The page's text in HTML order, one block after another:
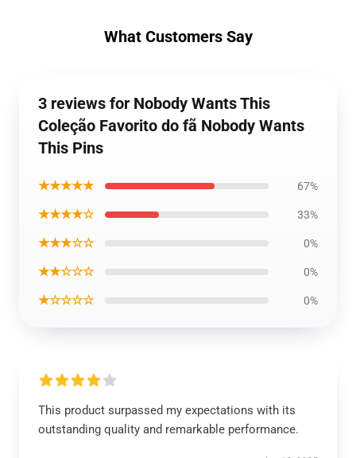
What Customers Say
3 reviews for Nobody Wants This
Coleção Favorito do fã Nobody Wants
This Pins
★★★★★ 67%
★★★★☆ 33%
★★★☆☆ 0%
★★☆☆☆ 0%
★☆☆☆☆ 0%
This product surpassed my expectations with its
outstanding quality and remarkable performance.